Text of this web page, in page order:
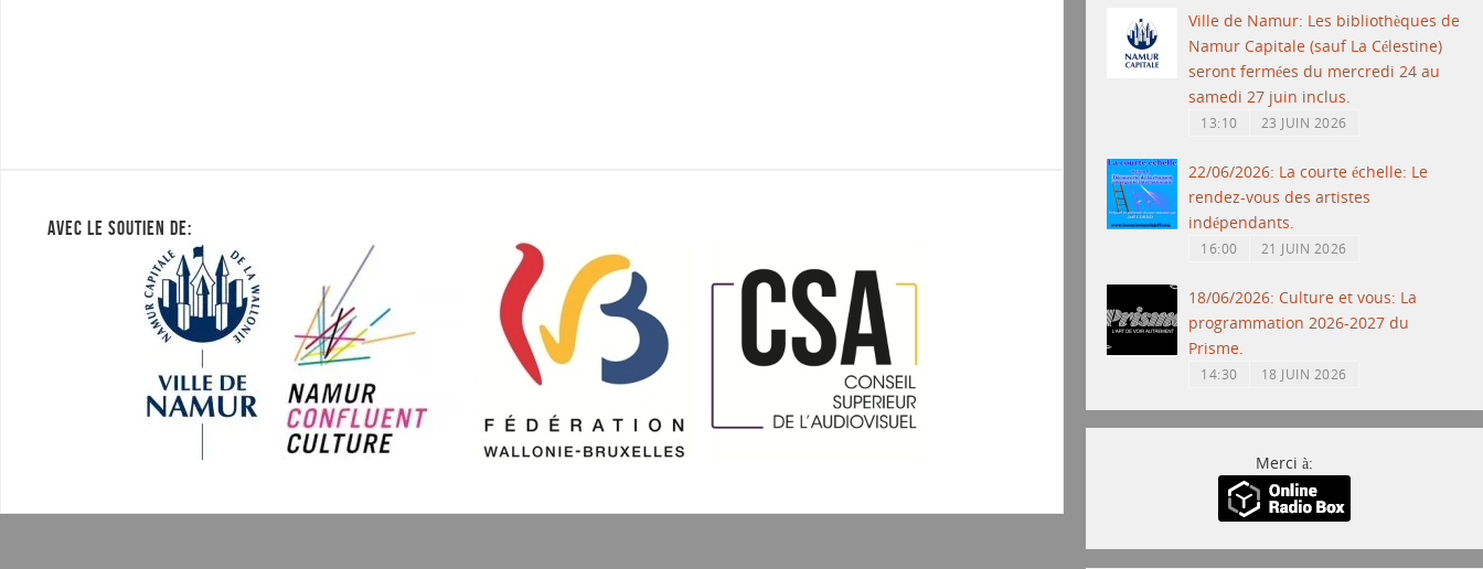
AVEC LE SOUTIEN DE:
Ville de Namur: Les bibliothèques de
Namur Capitale (sauf La Célestine)
seront fermées du mercredi 24 au
samedi 27 juin inclus.
13:10 23 JUIN 2026
22/06/2026: La courte échelle: Le
rendez-vous des artistes
indépendants.
16:00 21 JUIN 2026
18/06/2026: Culture et vous: La
programmation 2026-2027 du
Prisme.
14:30 18 JUIN 2026
Merci à: